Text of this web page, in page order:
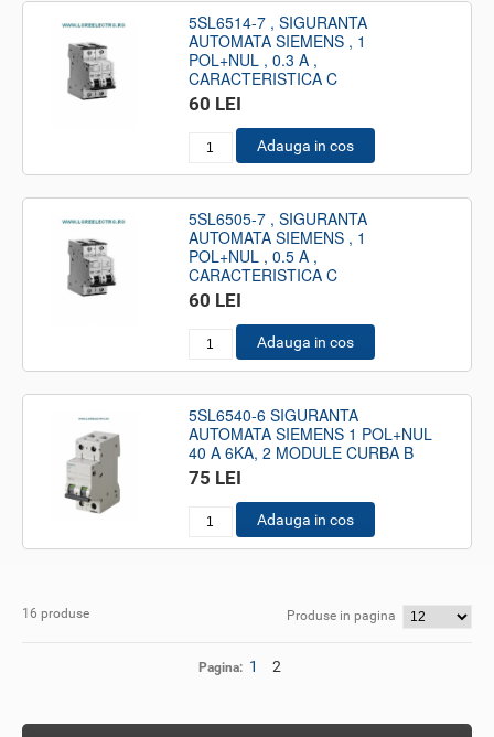
5SL6514-7 , SIGURANTA
AUTOMATA SIEMENS , 1
POL+NUL , 0.3 A ,
CARACTERISTICA C
60 LEI
Adauga in cos
5SL6505-7 , SIGURANTA
AUTOMATA SIEMENS , 1
POL+NUL , 0.5 A ,
CARACTERISTICA C
60 LEI
Adauga in cos
5SL6540-6 SIGURANTA
AUTOMATA SIEMENS 1 POL+NUL
40 A 6KA, 2 MODULE CURBA B
75 LEI
Adauga in cos
16 produse Produse in pagina
Pagina: 1 2